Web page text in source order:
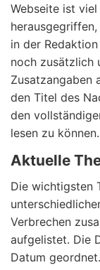
Webseite ist
in der
noch zusätzlich
Zusatzangaben
den Titel des
den
lesen zu können.
Aktuelle
Die wichtigsten
Verbrechen
aufgelistet. Die
Datum geordnet.